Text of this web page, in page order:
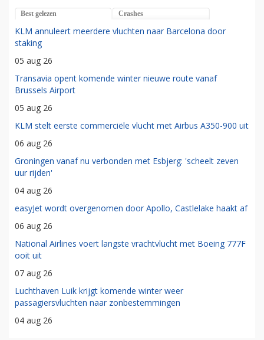
Best gelezen Crashes
KLM annuleert meerdere vluchten naar Barcelona door
staking
05 aug 26
Transavia opent komende winter nieuwe route vanaf
Brussels Airport
05 aug 26
KLM stelt eerste commerciële vlucht met Airbus A350-900 uit
06 aug 26
Groningen vanaf nu verbonden met Esbjerg: 'scheelt zeven
uur rijden'
04 aug 26
easyJet wordt overgenomen door Apollo, Castlelake haakt af
06 aug 26
National Airlines voert langste vrachtvlucht met Boeing 777F
ooit uit
07 aug 26
Luchthaven Luik krijgt komende winter weer
passagiersvluchten naar zonbestemmingen
04 aug 26